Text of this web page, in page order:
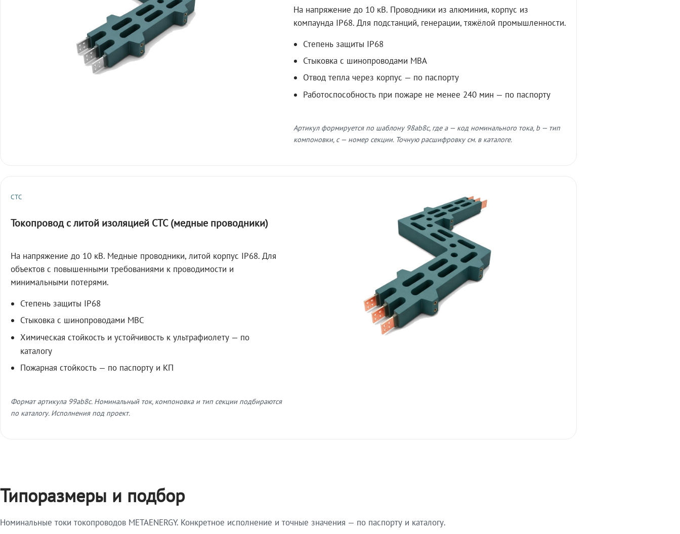
На напряжение до 10 кВ. Проводники из алюминия, корпус из
компаунда IP68. Для подстанций, генерации, тяжёлой промышленности.
Степень защиты IP68
Стыковка с шинопроводами МВА
Отвод тепла через корпус — по паспорту
Работоспособность при пожаре не менее 240 мин — по паспорту
Артикул формируется по шаблону 98ab8c, где a — код номинального тока, b — тип
компоновки, c — номер секции. Точную расшифровку см. в каталоге.
СТС
Токопровод с литой изоляцией СТС (медные проводники)
На напряжение до 10 кВ. Медные проводники, литой корпус IP68. Для
объектов с повышенными требованиями к проводимости и
минимальными потерями.
Степень защиты IP68
Стыковка с шинопроводами МВС
Химическая стойкость и устойчивость к ультрафиолету — по
каталогу
Пожарная стойкость — по паспорту и КП
Формат артикула 99ab8c. Номинальный ток, компоновка и тип секции подбираются
по каталогу. Исполнения под проект.
Типоразмеры и подбор
Номинальные токи токопроводов METAENERGY. Конкретное исполнение и точные значения — по паспорту и каталогу.